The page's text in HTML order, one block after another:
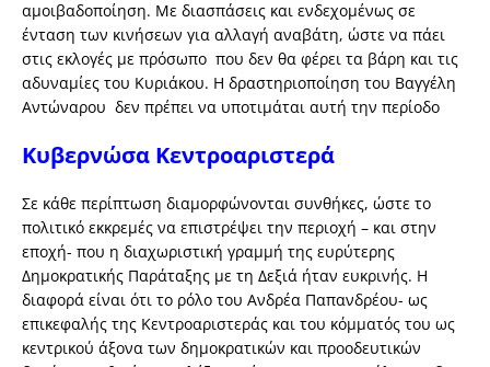
αμοιβαδοποίηση. Με διασπάσεις και ενδεχομένως σε
ένταση των κινήσεων για αλλαγή αναβάτη, ώστε να πάει
στις εκλογές με πρόσωπο που δεν θα φέρει τα βάρη και τις
αδυναμίες του Κυριάκου. Η δραστηριοποίηση του Βαγγέλη
Αντώναρου δεν πρέπει να υποτιμάται αυτή την περίοδο
Κυβερνώσα Κεντροαριστερά
Σε κάθε περίπτωση διαμορφώνονται συνθήκες, ώστε το
πολιτικό εκκρεμές να επιστρέψει την περιοχή – και στην
εποχή- που η διαχωριστική γραμμή της ευρύτερης
Δημοκρατικής Παράταξης με τη Δεξιά ήταν ευκρινής. Η
διαφορά είναι ότι το ρόλο του Ανδρέα Παπανδρέου- ως
επικεφαλής της Κεντροαριστεράς και του κόμματός του ως
κεντρικού άξονα των δημοκρατικών και προοδευτικών